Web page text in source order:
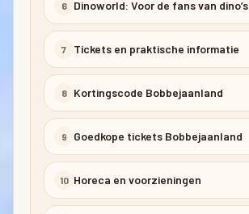
6 Dinoworld: Voor de fans van dino’s
7 Tickets en praktische informatie
8 Kortingscode Bobbejaanland
9 Goedkope tickets Bobbejaanland
10 Horeca en voorzieningen